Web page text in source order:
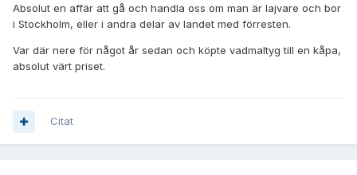
Absolut en affär att gå och handla oss om man är lajvare och bor
i Stockholm, eller i andra delar av landet med förresten.
Var där nere för något år sedan och köpte vadmaltyg till en kåpa,
absolut värt priset.
Citat